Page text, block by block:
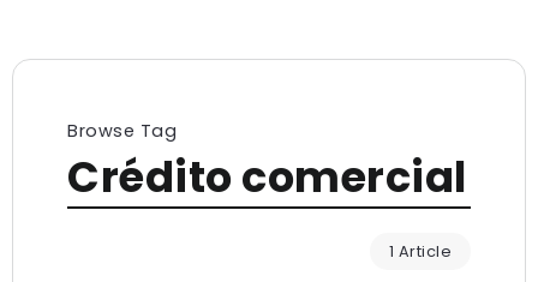
Browse Tag
Crédito comercial
1 Article